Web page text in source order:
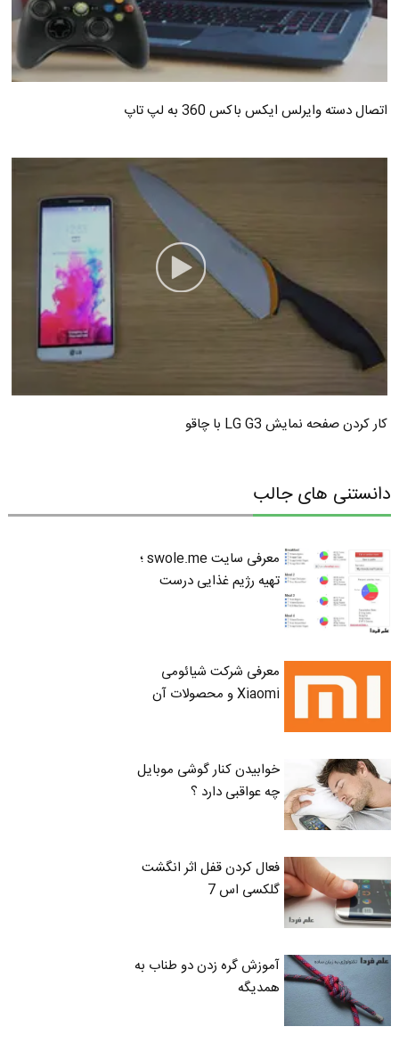
اتصال دسته وایرلس ایکس باکس 360 به لپ تاپ
کار کردن صفحه نمایش LG G3 با چاقو
دانستنی های جالب
معرفی سایت swole.me ؛
تهیه رژیم غذایی درست
معرفی شرکت شیائومی
Xiaomi و محصولات آن
خوابیدن کنار گوشی موبایل
چه عواقبی دارد ؟
فعال کردن قفل اثر انگشت
گلکسی اس 7
آموزش گره زدن دو طناب به
همدیگه